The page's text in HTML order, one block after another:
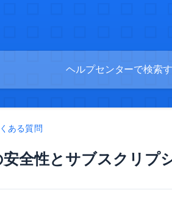
ある質問
全性とサブスクリプ